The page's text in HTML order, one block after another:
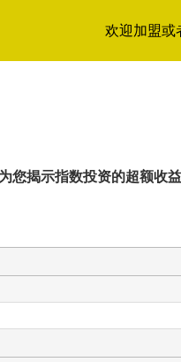
您揭示指数投资的超额收益
欢迎加盟或